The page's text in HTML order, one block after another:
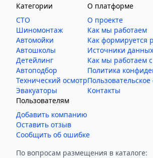
ремонты. Вот это сервис, это воистину
Делайте выводы (или не делайте) -
не решать) ...
Категории
СТО
Шиномонтаж
Автомойки
Автошколы
Детейлинг
Автоподбор
Технический осмотр
Эвакуаторы
О платформе
О проекте
Как мы работаем
Как формируется
Источники данных
Как мы работаем
Политика
Контакты
Пользователям
Добавить компанию
Оставить отзыв
Сообщить об ошибке
По вопросам размещения в каталоге: